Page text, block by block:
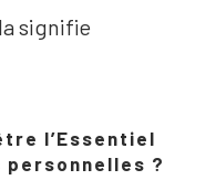
signifie
l’Essentiel
?